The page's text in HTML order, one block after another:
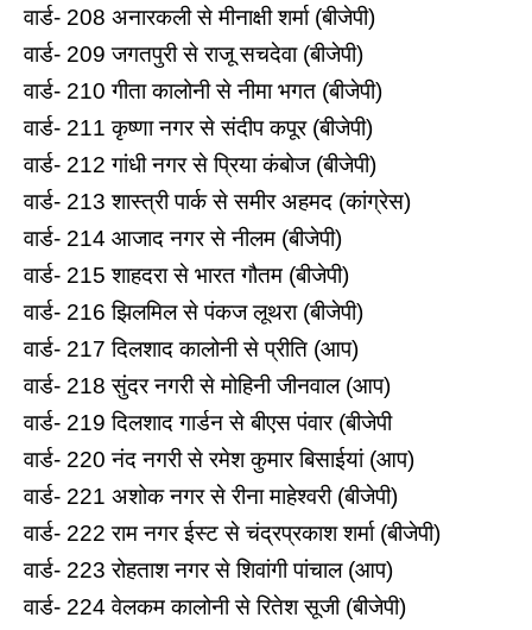
वार्ड- 208 अनारकली से मीनाक्षी शर्मा (बीजेपी)
वार्ड- 209 जगतपुरी से राजू सचदेवा (बीजेपी)
वार्ड- 210 गीता कालोनी से नीमा भगत (बीजेपी)
वार्ड- 211 कृष्‍णा नगर से संदीप कपूर (बीजेपी)
वार्ड- 212 गांधी नगर से प्रिया कंबोज (बीजेपी)
वार्ड- 213 शास्‍त्री पार्क से समीर अहमद (कांग्रेस)
वार्ड- 214 आजाद नगर से नीलम (बीजेपी)
वार्ड- 215 शाहदरा से भारत गौतम (बीजेपी)
वार्ड- 216 झिलमिल से पंकज लूथरा (बीजेपी)
वार्ड- 217 द‍िलशाद कालोनी से प्रीति (आप)
वार्ड- 218 सुंदर नगरी से मोहिनी जीनवाल (आप)
वार्ड- 219 दिलशाद गार्डन से बीएस पंवार (बीजेपी
वार्ड- 220 नंद नगरी से रमेश कुमार ब‍िसाईयां (आप)
वार्ड- 221 अशोक नगर से रीना माहेश्‍वरी (बीजेपी)
वार्ड- 222 राम नगर ईस्‍ट से चंद्रप्रकाश शर्मा (बीजेपी)
वार्ड- 223 रोहताश नगर से शिवांगी पांचाल (आप)
वार्ड- 224 वेलकम कालोनी से र‍ितेश सूजी (बीजेपी)